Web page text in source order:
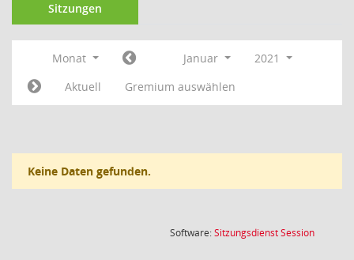
Sitzungen
Monat Januar
2021
Aktuell
Gremium auswählen
Keine Daten gefunden.
Software:SitzungsdienstSession(Wird in